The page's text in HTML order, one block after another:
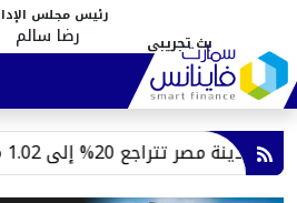
رئيس مجلس
رضا سالم